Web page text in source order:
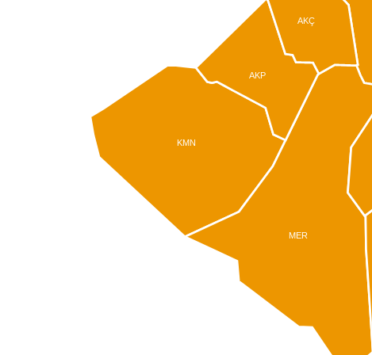
KMN
MER
AKP
AKÇ